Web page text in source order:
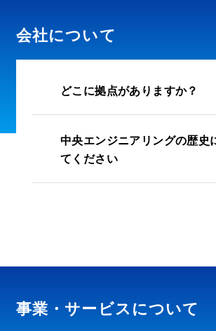
会社について
どこに拠点がありますか？
中央エンジニアリングの歴史
てください
事業・サービスについて